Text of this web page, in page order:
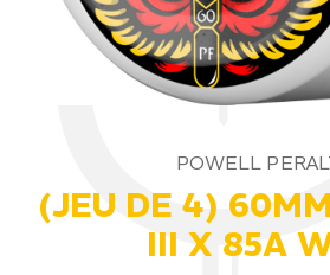
POWELL
(JEU DE 4)
III X 85A